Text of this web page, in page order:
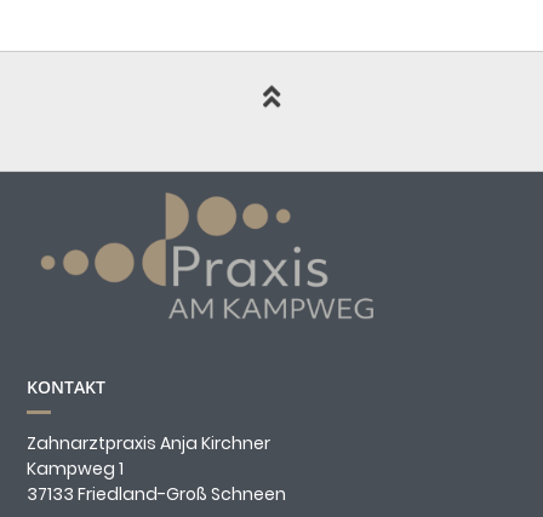
KONTAKT
Zahnarztpraxis Anja Kirchner
Kampweg 1
37133 Friedland-Groß Schneen